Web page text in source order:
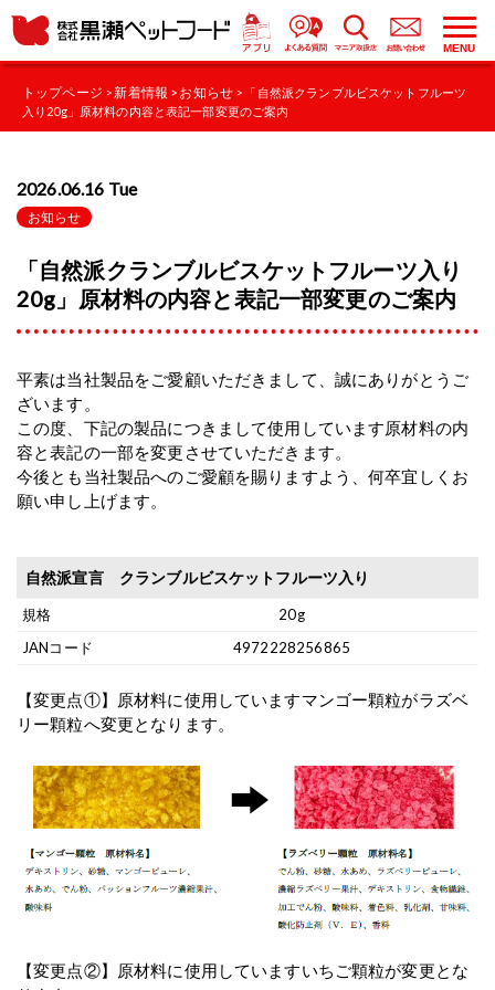
MENU
トップページ >新着情報 > お知らせ > 「自然派クランブルビスケットフルーツ
入り20g」原材料の内容と表記一部変更のご案内
2026.06.16 Tue
お知らせ
「自然派クランブルビスケットフルーツ入り
20g」原材料の内容と表記一部変更のご案内
平素は当社製品をご愛顧いただきまして、誠にありがとうご
ざいます。
この度、下記の製品につきまして使用しています原材料の内
容と表記の一部を変更させていただきます。
今後とも当社製品へのご愛顧を賜りますよう、何卒宜しくお
願い申し上げます。
自然派宣言 クランブルビスケットフルーツ入り
20g
4972228256865
【変更点①】原材料に使用していますマンゴー顆粒がラズベ
リー顆粒へ変更となります。
【変更点②】原材料に使用していますいちご顆粒が変更とな